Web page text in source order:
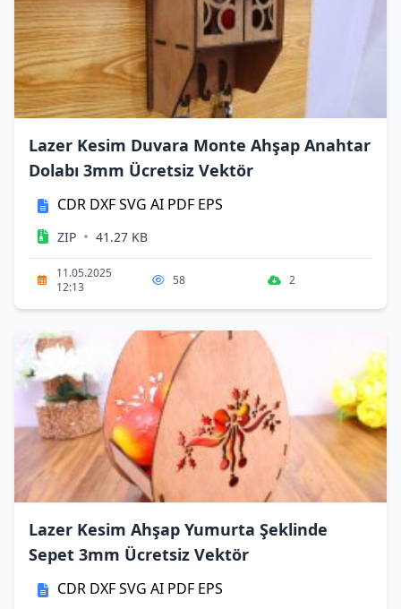
Lazer Kesim Duvara Monte Ahşap Anahtar
Dolabı 3mm Ücretsiz Vektör
CDR DXFSVG AI PDF EPS
ZIP • 41.27 KB
11.05.2025
12:13
58 2
Lazer Kesim Ahşap Yumurta Şeklinde
Sepet 3mm Ücretsiz Vektör
CDR DXFSVG AI PDF EPS